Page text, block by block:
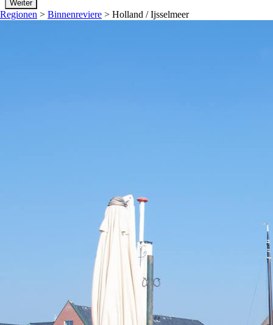
Regionen > Binnenreviere > Holland / Ijsselmeer